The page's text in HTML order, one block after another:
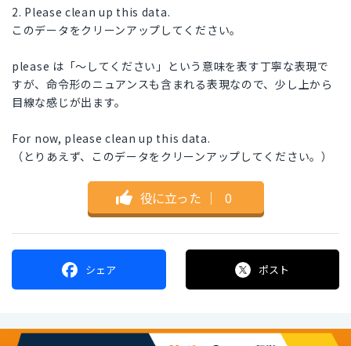
2. Please clean up this data.
このデータをクリーンアップしてください。
please は「〜してください」という意味を表す丁寧な表現で
すが、命令形のニュアンスも含まれる表現なので、少し上から
目線な感じが出ます。
For now, please clean up this data.
（とりあえず、このデータをクリーンアップしてください。）
役に立った ｜ 0
シェア ポスト